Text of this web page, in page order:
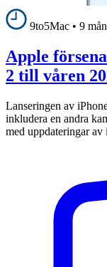
9to5Mac • 9
Apple
2 till våren
Lanseringen av
inkludera en andra
med uppdateringar av